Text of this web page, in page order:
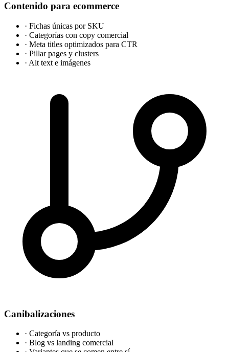
Contenido para ecommerce
· Fichas únicas por SKU
· Categorías con copy comercial
· Meta titles optimizados para CTR
· Pillar pages y clusters
· Alt text e imágenes
Canibalizaciones
· Categoría vs producto
· Blog vs landing comercial